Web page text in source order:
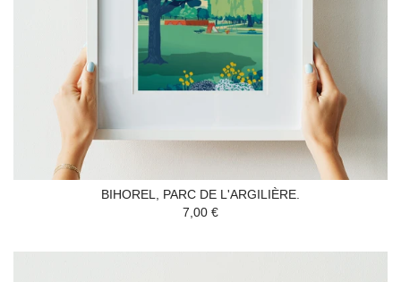
BIHOREL, PARC DE L'ARGILIÈRE.
7,00 €